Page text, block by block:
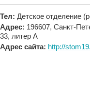
Тел: Детское отделение
Адрес: 196607, Санкт-
33, литер А
Адрес сайта: http://